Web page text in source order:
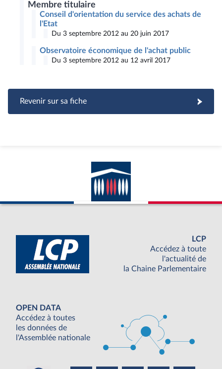
Membre titulaire
Conseil d'orientation du service des achats de
l'Etat
Du 3 septembre 2012 au 20 juin 2017
Observatoire économique de l'achat public
Du 3 septembre 2012 au 12 avril 2017
Revenir sur sa fiche
LCP
Accédez à toute
l'actualité de
la Chaine Parlementaire
OPEN DATA
Accédez à toutes
les données de
l'Assemblée nationale